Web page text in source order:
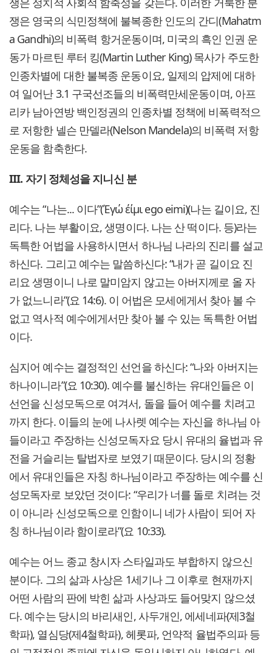
쟁은 영국의 식민정책에 불복종한 인도의 간디(Mahatm
a Gandhi)의 비폭력 항거운동이며, 미국의 흑인 인권 운
동가 마르틴 루터 킹(Martin Luther King) 목사가 주도한
인종차별에 대한 불복종 운동이요, 일제의 압제에 대하
여 일어난 3.1 구국선조들의 비폭력만세운동이며, 아프
리카 남아연방 백인정권의 인종차별 정책에 비폭력적으
로 저항한 넬슨 만델라(Nelson Mandela)의 비폭력 저항
운동을 함축한다.
III. 자기 정체성을 지니신 분
예수는 “나는... 이다”(Έγώ έίμι ego eimi)(나는 길이요, 진
리다. 나는 부활이요, 생명이다. 나는 산 떡이다. 등)라는
독특한 어법을 사용하시면서 하나님 나라의 진리를 설교
하신다. 그리고 예수는 말씀하신다: “내가 곧 길이요 진
리요 생명이니 나로 말미암지 않고는 아버지께로 올 자
가 없느니라”(요 14:6). 이 어법은 모세에게서 찾아 볼 수
없고 역사적 예수에게서만 찾아 볼 수 있는 독특한 어법
이다.
심지어 예수는 결정적인 선언을 하신다: “나와 아버지는
하나이니라”(요 10:30). 예수를 불신하는 유대인들은 이
선언을 신성모독으로 여겨서, 돌을 들어 예수를 치려고
까지 한다. 이들의 눈에 나사렛 예수는 자신을 하나님 아
들이라고 주장하는 신성모독자요 당시 유대의 율법과 유
전을 거슬리는 탈법자로 보였기 때문이다. 당시의 정황
에서 유대인들은 자칭 하나님이라고 주장하는 예수를 신
성모독자로 보았던 것이다: “우리가 너를 돌로 치려는 것
이 아니라 신성모독으로 인함이니 네가 사람이 되어 자
칭 하나님이라 함이로라”(요 10:33).
예수는 어느 종교 창시자 스타일과도 부합하지 않으신
분이다. 그의 삶과 사상은 1세기나 그 이후로 현재까지
어떤 사람의 판에 박힌 삶과 사상과도 들어맞지 않으셨
다. 예수는 당시의 바리새인, 사두개인, 에세네파(제3철
학파), 열심당(제4철학파), 헤롯파, 언약적 율법주의파 등